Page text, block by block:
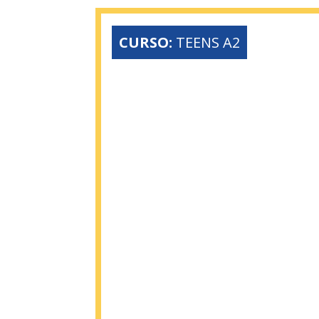
CURSO: TEENS A2